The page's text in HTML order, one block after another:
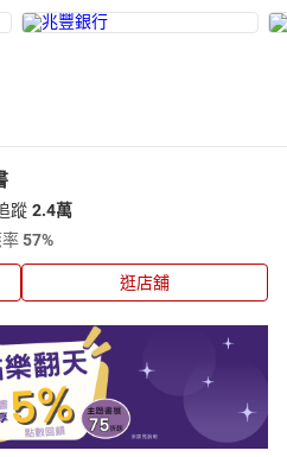
蹤 2.4萬
率57%
逛店舖